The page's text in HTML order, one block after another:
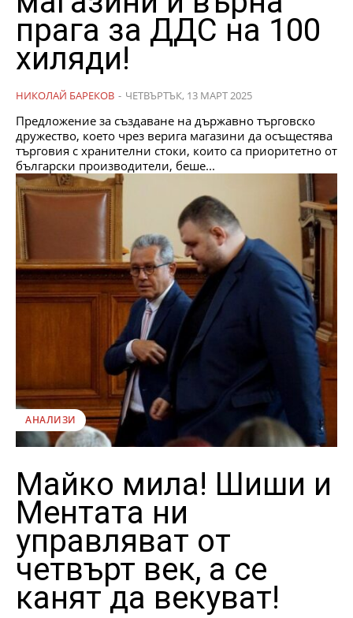
прага за ДДС на 100
хиляди!
НИКОЛАЙ БАРЕКОВ - ЧЕТВЪРТЪК, 13 МАРТ 2025
Предложение за създаване на държавно търговско
дружество, което чрез верига магазини да осъщестява
търговия с хранителни стоки, които са приоритетно от
български производители, беше...
АНАЛИЗИ
Майко мила! Шиши и
Ментата ни
управляват от
четвърт век, а се
канят да векуват!